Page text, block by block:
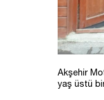
Akşehir
yaş üstü